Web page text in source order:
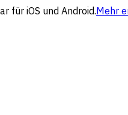
für iOS und Android.Mehr